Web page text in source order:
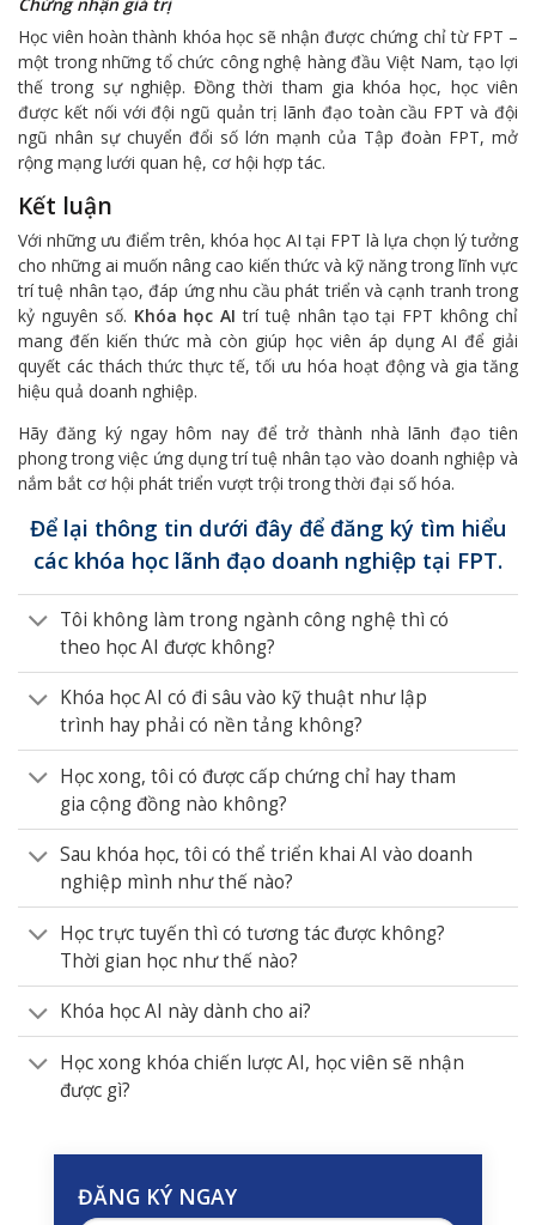
Học viên hoàn thành khóa học sẽ nhận được chứng chỉ từ FPT –
một trong những tổ chức công nghệ hàng đầu Việt Nam, tạo lợi
thế trong sự nghiệp. Đồng thời tham gia khóa học, học viên
được kết nối với đội ngũ quản trị lãnh đạo toàn cầu FPT và đội
ngũ nhân sự chuyển đổi số lớn mạnh của Tập đoàn FPT, mở
rộng mạng lưới quan hệ, cơ hội hợp tác.
Kết luận
Với những ưu điểm trên, khóa học AI tại FPT là lựa chọn lý tưởng
cho những ai muốn nâng cao kiến thức và kỹ năng trong lĩnh vực
trí tuệ nhân tạo, đáp ứng nhu cầu phát triển và cạnh tranh trong
kỷ nguyên số. Khóa học AItrí tuệ nhân tạo tại FPT không chỉ
mang đến kiến thức mà còn giúp học viên áp dụng AI để giải
quyết các thách thức thực tế, tối ưu hóa hoạt động và gia tăng
hiệu quả doanh nghiệp.
Hãy đăng ký ngay hôm nay để trở thành nhà lãnh đạo tiên
phong trong việc ứng dụng trí tuệ nhân tạo vào doanh nghiệp và
nắm bắt cơ hội phát triển vượt trội trong thời đại số hóa.
Để lại thông tin dưới đây để đăng ký tìm hiểu
các khóa học lãnh đạo doanh nghiệp tại FPT.
Tôi không làm trong ngành công nghệ thì có
theo học AI được không?
Khóa học AI có đi sâu vào kỹ thuật như lập
trình hay phải có nền tảng không?
Học xong, tôi có được cấp chứng chỉ hay tham
gia cộng đồng nào không?
Sau khóa học, tôi có thể triển khai AI vào doanh
nghiệp mình như thế nào?
Học trực tuyến thì có tương tác được không?
Thời gian học như thế nào?
Khóa học AI này dành cho ai?
Học xong khóa chiến lược AI, học viên sẽ nhận
được gì?
ĐĂNG KÝ NGAY